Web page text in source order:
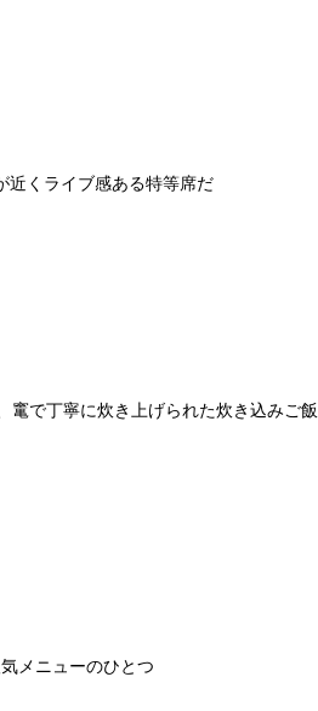
近くライブ感ある特等席だ
竃で丁寧に炊き上げられた炊き込みご飯
メニューのひとつ